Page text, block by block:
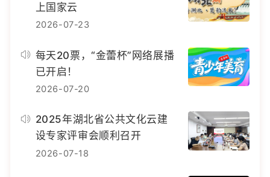
上国家云
2026-07-23
每天20票，“金蕾杯”网络展播
已开启！
2026-07-20
2025年湖北省公共文化云建
设专家评审会顺利召开
2026-07-18